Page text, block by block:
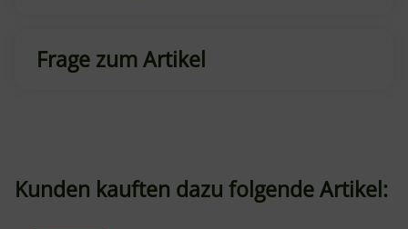
Frage zum Artikel
Kunden kauften dazu folgende Artikel: